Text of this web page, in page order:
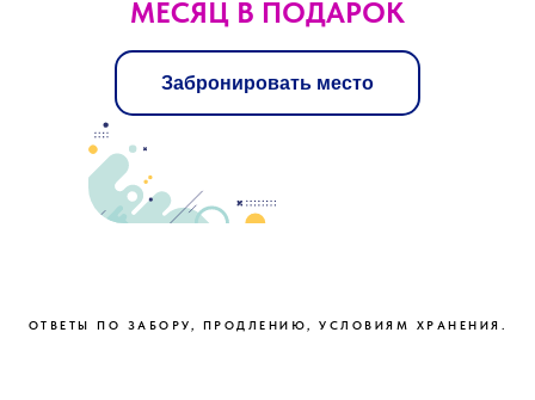
МЕСЯЦ В ПОДАРОК
Забронировать место
ОТВЕТЫ ПО ЗАБОРУ, ПРОДЛЕНИЮ, УСЛОВИЯМ ХРАНЕНИЯ.